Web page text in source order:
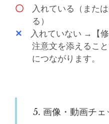
〇入れている（または
る）
✕ 入れていない →【修
注意文を添えるこ
につながります。
5. 画像・動画チェ